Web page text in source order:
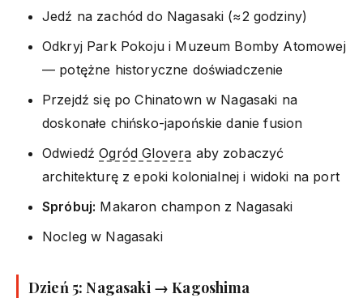
Jedź na zachód do Nagasaki (≈2 godziny)
Odkryj Park Pokoju i Muzeum Bomby Atomowej
— potężne historyczne doświadczenie
Przejdź się po Chinatown w Nagasaki na
doskonałe chińsko-japońskie danie fusion
OdwiedźOgród Glovera aby zobaczyć
architekturę z epoki kolonialnej i widoki na port
Spróbuj: Makaron champon z Nagasaki
Nocleg w Nagasaki
Dzień 5: Nagasaki → Kagoshima